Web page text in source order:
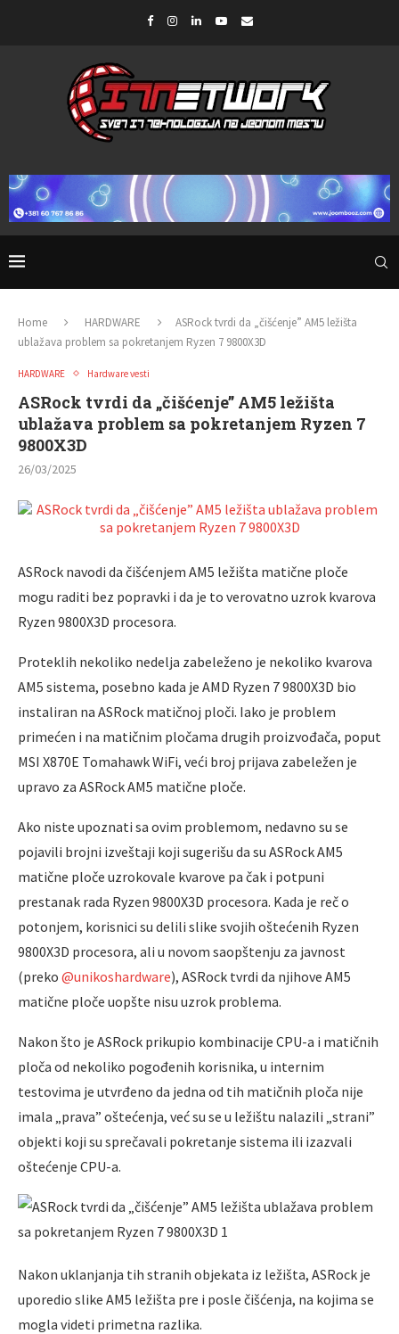
Home HARDWARE
ASRock tvrdi da „čišćenje” AM5 ležišta
ublažava problem sa pokretanjem Ryzen 7 9800X3D
HARDWARE Hardware vesti
ASRock tvrdi da „čišćenje” AM5 ležišta
ublažava problem sa pokretanjem Ryzen 7
9800X3D
26/03/2025
ASRock navodi da čišćenjem AM5 ležišta matične ploče
mogu raditi bez popravki i da je to verovatno uzrok kvarova
Ryzen 9800X3D procesora.
Proteklih nekoliko nedelja zabeleženo je nekoliko kvarova
AM5 sistema, posebno kada je AMD Ryzen 7 9800X3D bio
instaliran na ASRock matičnoj ploči. Iako je problem
primećen i na matičnim pločama drugih proizvođača, poput
MSI X870E Tomahawk WiFi, veći broj prijava zabeležen je
upravo za ASRock AM5 matične ploče.
Ako niste upoznati sa ovim problemom, nedavno su se
pojavili brojni izveštaji koji sugerišu da su ASRock AM5
matične ploče uzrokovale kvarove pa čak i potpuni
prestanak rada Ryzen 9800X3D procesora. Kada je reč o
potonjem, korisnici su delili slike svojih oštećenih Ryzen
9800X3D procesora, ali u novom saopštenju za javnost
(preko @unikoshardware), ASRock tvrdi da njihove AM5
matične ploče uopšte nisu uzrok problema.
Nakon što je ASRock prikupio kombinacije CPU-a i matičnih
ploča od nekoliko pogođenih korisnika, u internim
testovima je utvrđeno da jedna od tih matičnih ploča nije
imala „prava” oštećenja, već su se u ležištu nalazili „strani”
objekti koji su sprečavali pokretanje sistema ili izazvali
oštećenje CPU-a.
Nakon uklanjanja tih stranih objekata iz ležišta, ASRock je
uporedio slike AM5 ležišta pre i posle čišćenja, na kojima se
mogla videti primetna razlika.